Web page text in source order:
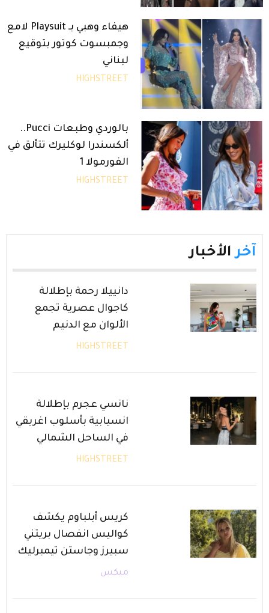
هيفاء وهبي بـ Playsuit لامع
وجمبسوت كوتور بتوقيع
لبناني
HIGHSTREET
بالوردي وطبعات Pucci..
ألكسندرا لوكليرك تتألق في
الفورمولا 1
HIGHSTREET
آخر الأخبار
دانييلا رحمة بإطلالة
كاجوال عصرية تجمع
الألوان مع الدنيم
HIGHSTREET
نانسي عجرم بإطلالة
انسيابية بأسلوب اغريقي
في الساحل الشمالي
HIGHSTREET
كريس أبلباوم يكشف
كواليس انفصال بريتني
سبيرز وجاستن تيمبرليك
ميكس